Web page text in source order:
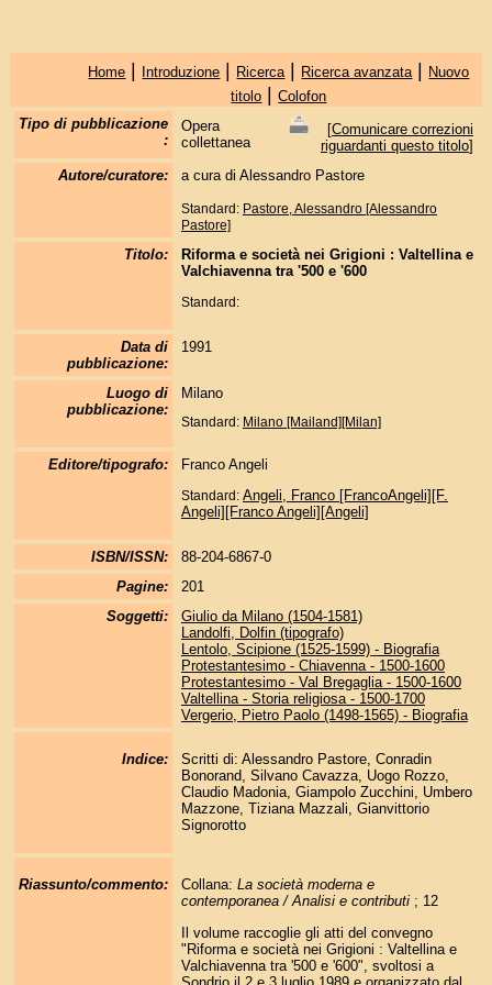
Home | Introduzione | Ricerca | Ricerca avanzata | Nuovo
titolo |Colofon
Tipo di pubblicazione
:
Opera
collettanea
[Comunicare correzioni
riguardanti questo titolo]
Autore/curatore:
a cura di Alessandro Pastore
Standard: Pastore, Alessandro [Alessandro
Pastore]
Titolo:
Riforma e società nei Grigioni : Valtellina e
Valchiavenna tra '500 e '600
Standard:
Data di
pubblicazione:
1991
Luogo di
pubblicazione:
Milano
Standard: Milano [Mailand][Milan]
Editore/tipografo: Franco Angeli
Standard: Angeli, Franco [FrancoAngeli][F.
Angeli][Franco Angeli][Angeli]
ISBN/ISSN:
88-204-6867-0
Pagine:
201
Soggetti:
Giulio da Milano (1504-1581)
Landolfi, Dolfin (tipografo)
Lentolo, Scipione (1525-1599) - Biografia
Protestantesimo - Chiavenna - 1500-1600
Protestantesimo - Val Bregaglia - 1500-1600
Valtellina - Storia religiosa - 1500-1700
Vergerio, Pietro Paolo (1498-1565) - Biografia
Indice:
Scritti di: Alessandro Pastore, Conradin
Bonorand, Silvano Cavazza, Uogo Rozzo,
Claudio Madonia, Giampolo Zucchini, Umbero
Mazzone, Tiziana Mazzali, Gianvittorio
Signorotto
Riassunto/commento: Collana: La società moderna e
contemporanea / Analisi e contributi; 12
Il volume raccoglie gli atti del convegno
"Riforma e società nei Grigioni : Valtellina e
Valchiavenna tra '500 e '600", svoltosi a